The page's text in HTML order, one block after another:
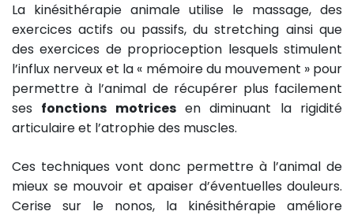
La kinésithérapie animale utilise le massage, des
exercices actifs ou passifs, du stretching ainsi que
des exercices de proprioception lesquels stimulent
l’influx nerveux et la « mémoire du mouvement » pour
permettre à l’animal de récupérer plus facilement
ses fonctions motricesen diminuant la rigidité
articulaire et l’atrophie des muscles.
Ces techniques vont donc permettre à l’animal de
mieux se mouvoir et apaiser d’éventuelles douleurs.
Cerise sur le nonos, la kinésithérapie améliore